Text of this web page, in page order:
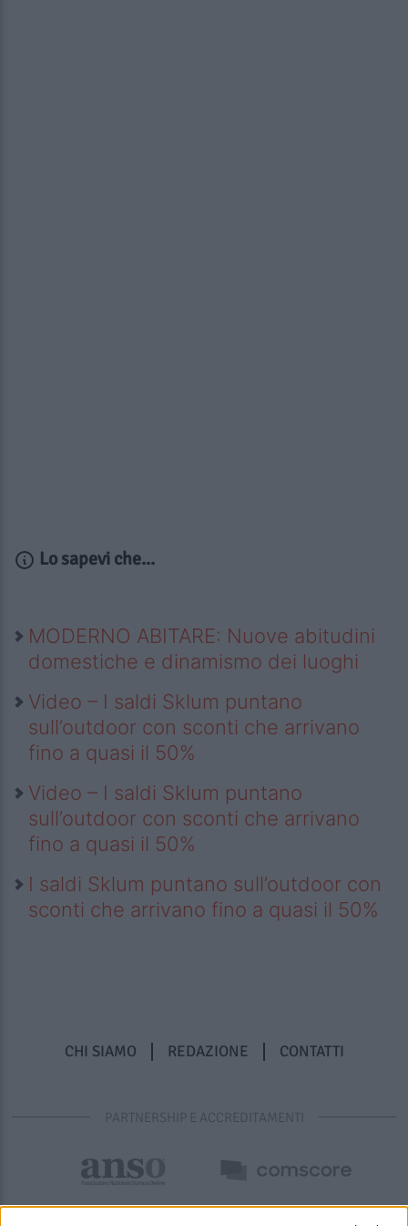
Lo sapevi che...
MODERNO ABITARE: Nuove abitudini
domestiche e dinamismo dei luoghi
Video – I saldi Sklum puntano
sull’outdoor con sconti che arrivano
fino a quasi il 50%
Video – I saldi Sklum puntano
sull’outdoor con sconti che arrivano
fino a quasi il 50%
I saldi Sklum puntano sull’outdoor con
sconti che arrivano fino a quasi il 50%
CHI SIAMO REDAZIONE CONTATTI
PARTNERSHIP E ACCREDITAMENTI